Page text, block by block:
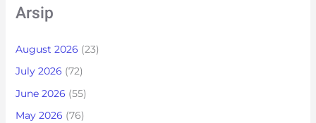
Arsip
August 2026 (23)
July 2026 (72)
June 2026 (55)
May 2026 (76)